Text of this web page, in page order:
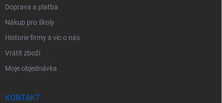
Doprava a platba
Nákup pro školy
Historie firmy a víc o nás
Vrátit zboží
Moje objednávka
KONTAKT